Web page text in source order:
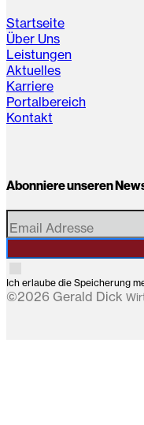
Startseite
Über Uns
Leistungen
Aktuelles
Karriere
Portalbereich
Kontakt
Abonniere unseren
Ich erlaube die Speicherung
©2026 Gerald Dick